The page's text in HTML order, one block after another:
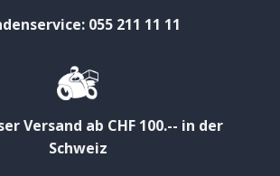
055 211 11 11
Versand ab CHF 100.-- in der
Schweiz